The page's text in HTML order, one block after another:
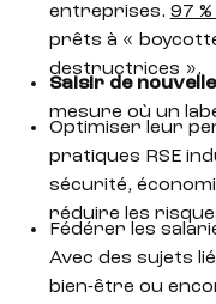
entreprises. 97
prêts à «
destructrices ».
Saisir de
mesure où un
Optimiser leur
pratiques RSE
sécurité,
réduire les
Fédérer les
Avec des sujets
bien-être ou